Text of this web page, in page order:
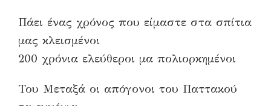
Πάει ένας χρόνος που είμαστε στα σπίτια
μας κλεισμένοι
200 χρόνια ελεύθεροι μα πολιορκημένοι
Του Μεταξά οι απόγονοι του Παττακού